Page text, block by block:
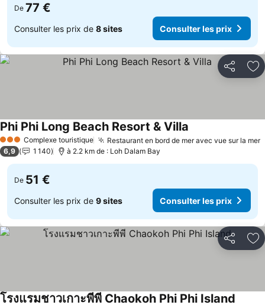
De 77 €
Consulter les prix de 8 sites Consulter les prix
Partager
3 ÉtoilesComplexe touristique Restaurant en bord de mer avec vue sur la mer
Phi Phi Long Beach Resort & Villa
6,9 1 140 à 2.2 km de : Loh Dalam Bay
De 51 €
Consulter les prix de 9 sites Consulter les prix
Partager
โรงแรมชาวเกาะพีพี Chaokoh Phi Phi Island